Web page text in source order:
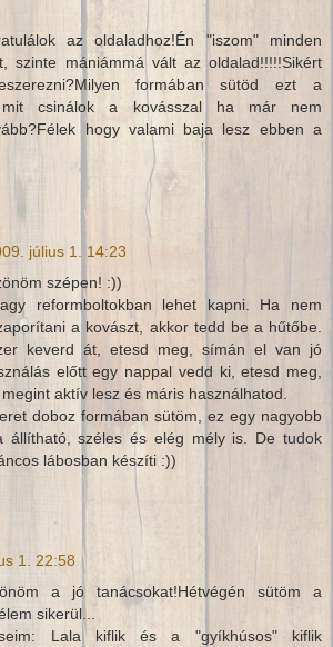
az oldaladhoz!Én "iszom" minden
szinte mániámmá vált az oldalad!!!!!Sikért
formában sütöd ezt a
mit csinálok a kovásszal ha már nem
hogy valami baja lesz ebben a
július 1. 14:23
szépen! :))
reformboltokban lehet kapni. Ha nem
a kovászt, akkor tedd be a hűtőbe.
keverd át, etesd meg, símán el van jó
előtt egy nappal vedd ki, etesd meg,
aktív lesz és máris használhatod.
doboz formában sütöm, ez egy nagyobb
állítható, széles és elég mély is. De tudok
lábosban készíti :))
1. 22:58
a jó tanácsokat!Hétvégén sütöm a
sikerül...
Lala kiflik és a "gyíkhúsos" kiflik